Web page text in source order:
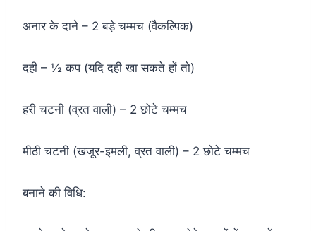
अनार के दाने – 2 बड़े चम्मच (वैकल्पिक)
दही – ½ कप (यदि दही खा सकते हों तो)
हरी चटनी (व्रत वाली) – 2 छोटे चम्मच
मीठी चटनी (खजूर-इमली, व्रत वाली) – 2 छोटे चम्मच
बनाने की विधि: